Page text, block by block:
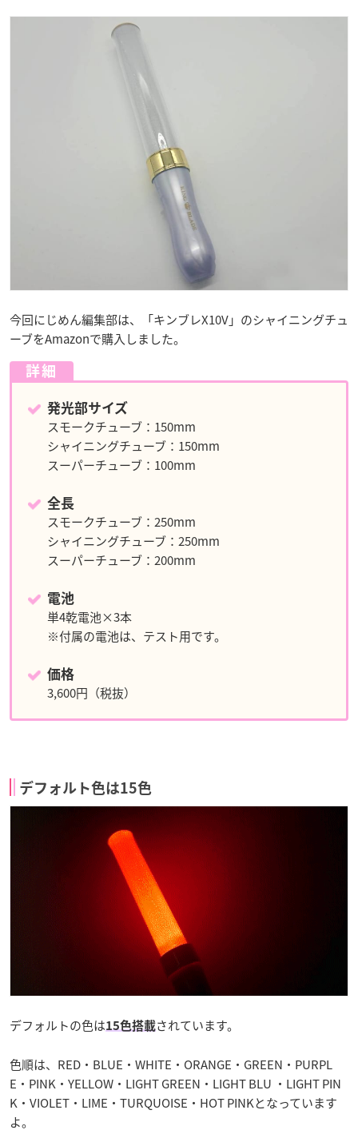
今回にじめん編集部は、「キンブレX10V」のシャイニングチュ
ーブをAmazonで購入しました。
詳細
発光部サイズ
スモークチューブ：150mm
シャイニングチューブ：150mm
スーパーチューブ：100mm
全長
スモークチューブ：250mm
シャイニングチューブ：250mm
スーパーチューブ：200mm
電池
単4乾電池×3本
※付属の電池は、テスト用です。
価格
3,600円（税抜）
デフォルト色は15色
デフォルトの色は15色搭載されています。
色順は、RED・BLUE・WHITE・ORANGE・GREEN・PURPL
E・PINK・YELLOW・LIGHT GREEN・LIGHT BLU ・LIGHT PIN
K・VIOLET・LIME・TURQUOISE・HOT PINKとなっています
よ。